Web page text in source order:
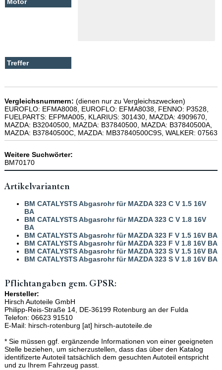
Vergleichsnummern: (dienen nur zu Vergleichszwecken)
EUROFLO: EFMA8008, EUROFLO: EFMA8038, FENNO: P3528,
FUELPARTS: EFPMA005, KLARIUS: 301430, MAZDA: 4909670,
MAZDA: B32040500, MAZDA: B37840500, MAZDA: B37840500A,
MAZDA: B37840500C, MAZDA: MB37840500C9S, WALKER: 07563
Weitere Suchwörter:
BM70170
Artikelvarianten
BM CATALYSTS Abgasrohr für MAZDA 323 C V 1.5 16V
BA
BM CATALYSTS Abgasrohr für MAZDA 323 C V 1.8 16V
BA
BM CATALYSTS Abgasrohr für MAZDA 323 F V 1.5 16V BA
BM CATALYSTS Abgasrohr für MAZDA 323 F V 1.8 16V BA
BM CATALYSTS Abgasrohr für MAZDA 323 S V 1.5 16V BA
BM CATALYSTS Abgasrohr für MAZDA 323 S V 1.8 16V BA
Pflichtangaben gem. GPSR:
Hersteller:
Hirsch Autoteile GmbH
Philipp-Reis-Straße 14, DE-36199 Rotenburg an der Fulda
Telefon: 06623 91510
E-Mail: hirsch-rotenburg [at] hirsch-autoteile.de
* Sie müssen ggf. ergänzende Informationen von einer geeigneten
Stelle beziehen, um sicherzustellen, dass das über den Katalog
identifizerte Autoteil tatsächlich dem gesuchten Autoteil entspricht
und zu Ihrem Fahrzeug passt.